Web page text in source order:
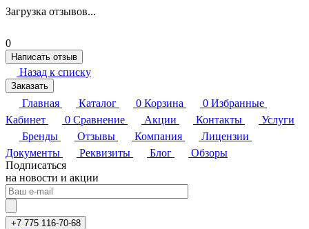
Загрузка отзывов...
0
Написать отзыв
Назад к списку
Заказать
Главная Каталог 0 Корзина 0 Избранные
Кабинет
0 Сравнение Акции Контакты
Услуги
Бренды
Отзывы Компания
Лицензии
Документы
Реквизиты Блог
Обзоры
Подписаться
на новости и акции
+7 775 116-70-68